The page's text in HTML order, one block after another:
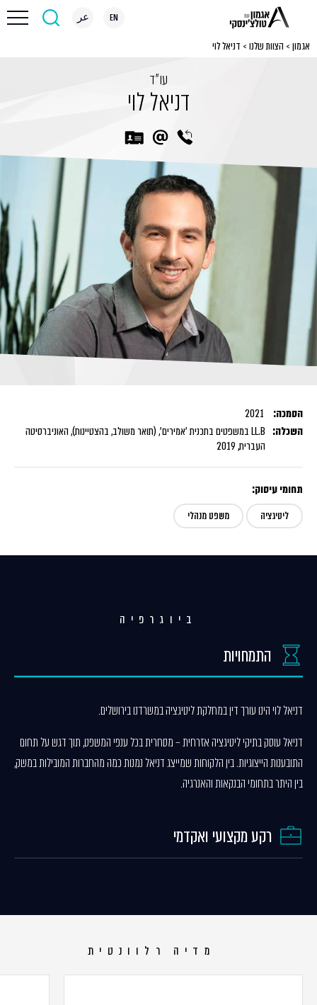
EN عر
אגמון > הצוות שלנו > דניאל לוי
עו״ד
דניאל לוי
הסמכה:
השכלה:
LL.B במשפטים בתכנית 'אמירים', (תואר משולב, בהצטיינות), האוניברסיטה
העברית, 2019
תחומי עיסוק:
ליטיגציה משפט מנהלי
ביוגרפיה
התמחויות
דניאל לוי הינו עורך דין במחלקת ליטיגציה במשרדנו בירושלים.
דניאל עוסק בתיקי ליטיגציה אזרחית – מסחרית בכל ענפי המשפט, תוך דגש על תחום
התובענות הייצוגיות. בין הלקוחות שמייצג דניאל נמנות כמה מהחברות המובילות במשק,
בין היתר בתחומי הבנקאות והאנרגיה.
רקע מקצועי ואקדמי
מדיה רלוונטית